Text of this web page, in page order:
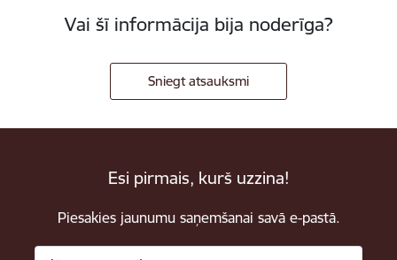
Vai šī informācija bija noderīga?
Sniegt atsauksmi
Esi pirmais, kurš uzzina!
Piesakies jaunumu saņemšanai savā e-pastā.